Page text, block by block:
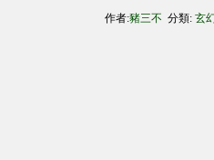
作者:豬三不 分類: 玄